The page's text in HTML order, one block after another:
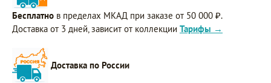
Бесплатно в пределах МКАД при заказе от 50 000 ₽.
Доставка от 3 дней, зависит от коллекции Тарифы →
Доставка по России